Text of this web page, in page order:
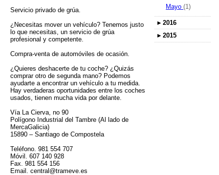
Servicio privado de grúa.
¿Necesitas mover un vehículo? Tenemos justo
lo que necesitas, un servicio de grúa
profesional y competente.
Compra-venta de automóviles de ocasión.
¿Quieres deshacerte de tu coche? ¿Quizás
comprar otro de segunda mano? Podemos
ayudarte a encontrar un vehículo a tu medida.
Hay verdaderas oportunidades entre los coches
usados, tienen mucha vida por delante.
Vía La Cierva, no 90
Polígono Industrial del Tambre (Al lado de
MercaGalicia)
15890 – Santiago de Compostela
Teléfono. 981 554 707
Móvil. 607 140 928
Fax. 981 554 156
Email. central@trameve.es
Mayo(1)
▸ 2016
▸ 2015